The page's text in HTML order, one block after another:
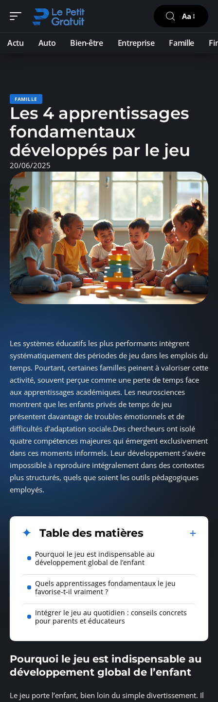
Aa
Actu Auto Bien-être Entreprise Famille
FAMILLE
Les 4 apprentissages
fondamentaux
développés par le jeu
20/06/2025
Les systèmes éducatifs les plus performants intègrent
systématiquement des périodes de jeu dans les emplois du
temps. Pourtant, certaines familles peinent à valoriser cette
activité, souvent perçue comme une perte de temps face
aux apprentissages académiques. Les neurosciences
montrent que les enfants privés de temps de jeu
présentent davantage de troubles émotionnels et de
difficultés d’adaptation sociale.Des chercheurs ont isolé
quatre compétences majeures qui émergent exclusivement
dans ces moments informels. Leur développement s’avère
impossible à reproduire intégralement dans des contextes
plus structurés, quels que soient les outils pédagogiques
employés.
Table des matières
Pourquoi le jeu est indispensable au
développement global de l’enfant
Quels apprentissages fondamentaux le jeu
favorise-t-il vraiment ?
Intégrer le jeu au quotidien : conseils concrets
pour parents et éducateurs
Pourquoi le jeu est indispensable au
développement global de l’enfant
Le jeu porte l’enfant, bien loin du simple divertissement. Il